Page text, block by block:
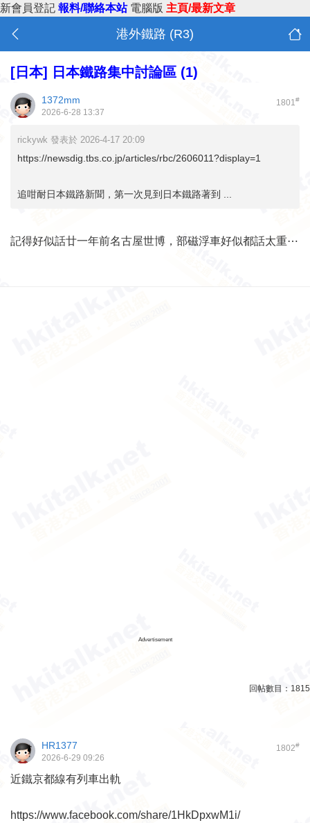
新會員登記 報料/聯絡本站 電腦版 主頁/最新文章
港外鐵路 (R3)
[日本] 日本鐵路集中討論區 (1)
1801#
1372mm
2026-6-28 13:37
rickywk 發表於 2026-4-17 20:09
https://newsdig.tbs.co.jp/articles/rbc/2606011?display=1
追咁耐日本鐵路新聞，第一次見到日本鐵路著到 ...
記得好似話廿一年前名古屋世博，部磁浮車好似都話太重⋯
Advertisement
回帖數目： 1815
1802#
HR1377
2026-6-29 09:26
近鐵京都線有列車出軌
https://www.facebook.com/share/1HkDpxwM1i/